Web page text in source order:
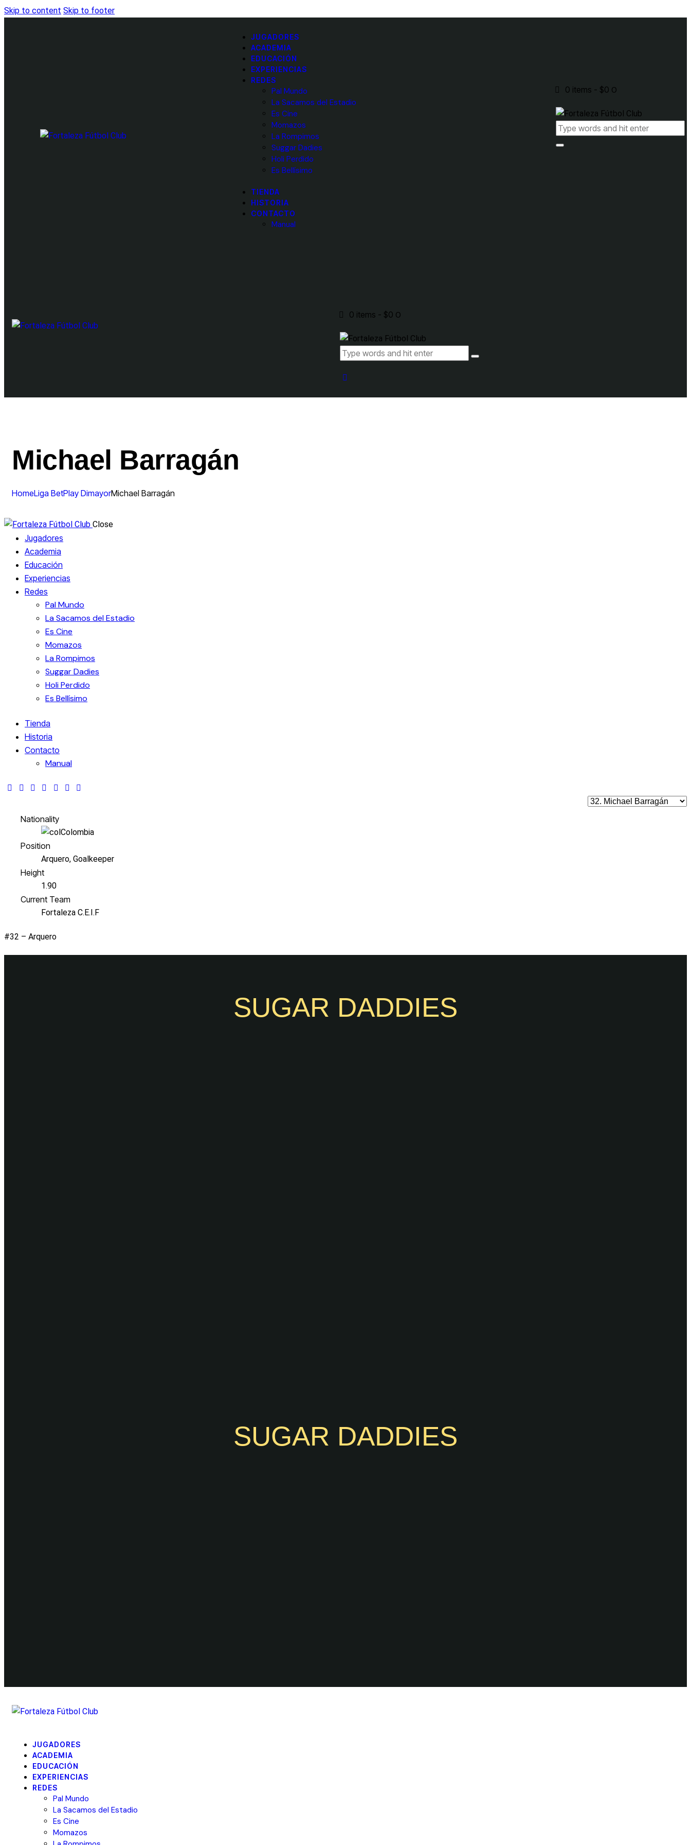
Skip to content Skip to footer
JUGADORES
ACADEMIA
EDUCACIÓN
EXPERIENCIAS
REDES
Pal Mundo
La Sacamos del Estadio
Es Cine
Momazos
La Rompimos
Suggar Dadies
Holi Perdido
Es Bellísimo
TIENDA
HISTORIA
CONTACTO
Manual
0 items - $0 0
0 items - $0 0
Michael Barragán
HomeLiga BetPlay DimayorMichael Barragán
Close
Jugadores
Academia
Educación
Experiencias
Redes
Pal Mundo
La Sacamos del Estadio
Es Cine
Momazos
La Rompimos
Suggar Dadies
Holi Perdido
Es Bellísimo
Tienda
Historia
Contacto
Manual
Nationality
Colombia
Position
Arquero, Goalkeeper
Height
1.90
Current Team
Fortaleza C.E.I.F
#32 – Arquero
SUGAR DADDIES
SUGAR DADDIES
JUGADORES
ACADEMIA
EDUCACIÓN
EXPERIENCIAS
REDES
Pal Mundo
La Sacamos del Estadio
Es Cine
Momazos